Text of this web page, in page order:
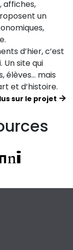
affiches,
un
d’hier, c’est
Un site qui
élèves… mais
et d’histoire.
sur le projet